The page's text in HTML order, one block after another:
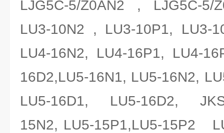
LJG5C-5/Z0AN2 , LJG5C-5/
LU3-10N2 , LU3-10P1,
LU4-16N2, LU4-16P1, LU4-
16D2,LU5-16N1, LU5-16N2,
LU5-16D1, LU5-16D2, JKS-
15N2, LU5-15P1,LU5-15P2